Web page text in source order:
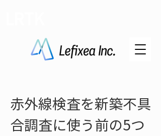
赤外線検査を新築不具
合調査に使う前の5つ